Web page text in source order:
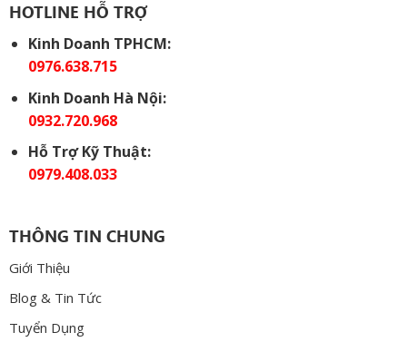
HOTLINE HỖ TRỢ
Kinh Doanh TPHCM:
0976.638.715
Kinh Doanh Hà Nội:
0932.720.968
Hỗ Trợ Kỹ Thuật:
0979.408.033
THÔNG TIN CHUNG
Giới Thiệu
Blog & Tin Tức
Tuyển Dụng